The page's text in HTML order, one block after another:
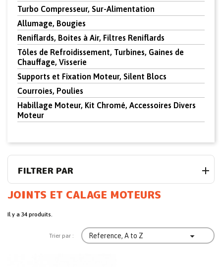
Turbo Compresseur, Sur-Alimentation
Allumage, Bougies
Reniflards, Boites à Air, Filtres Reniflards
Tôles de Refroidissement, Turbines, Gaines de
Chauffage, Visserie
Supports et Fixation Moteur, Silent Blocs
Courroies, Poulies
Habillage Moteur, Kit Chromé, Accessoires Divers
Moteur
FILTRER PAR
JOINTS ET CALAGE MOTEURS
Il y a 34 produits.
Trier par : Reference, A to Z 